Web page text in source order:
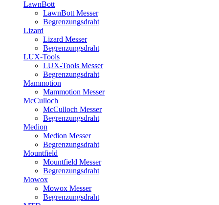
LawnBott
LawnBott Messer
Begrenzungsdraht
Lizard
Lizard Messer
Begrenzungsdraht
LUX-Tools
LUX-Tools Messer
Begrenzungsdraht
Mammotion
Mammotion Messer
McCulloch
McCulloch Messer
Begrenzungsdraht
Medion
Medion Messer
Begrenzungsdraht
Mountfield
Mountfield Messer
Begrenzungsdraht
Mowox
Mowox Messer
Begrenzungsdraht